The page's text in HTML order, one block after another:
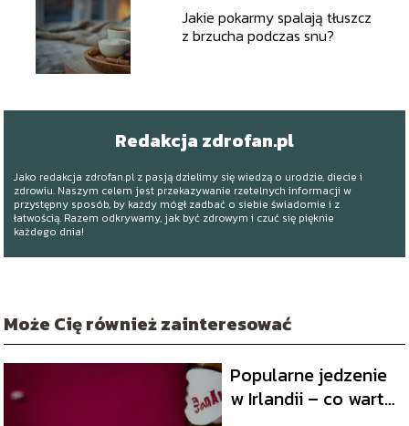
Jakie pokarmy spalają tłuszcz
z brzucha podczas snu?
Redakcja zdrofan.pl
Jako redakcja zdrofan.pl z pasją dzielimy się wiedzą o urodzie, diecie i
zdrowiu. Naszym celem jest przekazywanie rzetelnych informacji w
przystępny sposób, by każdy mógł zadbać o siebie świadomie i z
łatwością. Razem odkrywamy, jak być zdrowym i czuć się pięknie
każdego dnia!
Może Cię również zainteresować
Popularne jedzenie
w Irlandii – co warto